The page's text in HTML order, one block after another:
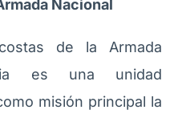
Nacional
de la Armada
es una unidad
misión principal la